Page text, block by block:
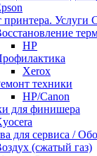
принтера. Услуги
HP
Xerox
техники
HP/Canon
для финишера
для сервиса /
(сжатый газ)